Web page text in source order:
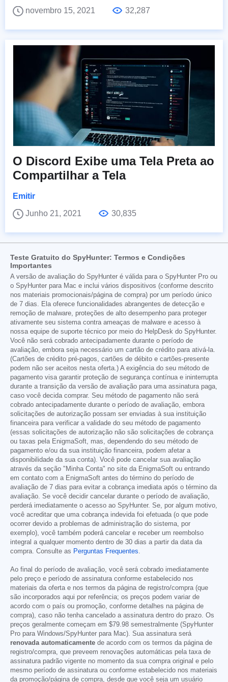
novembro 15, 2021
32,287
O Discord Exibe uma Tela Preta ao
Compartilhar a Tela
Emitir
Junho 21, 2021
30,835
Teste Gratuito do SpyHunter: Termos e Condições
Importantes
A versão de avaliação do SpyHunter é válida para o SpyHunter Pro ou
o SpyHunter para Mac e inclui vários dispositivos (conforme descrito
nos materiais promocionais/página de compra) por um período único
de 7 dias. Ela oferece funcionalidades abrangentes de detecção e
remoção de malware, proteções de alto desempenho para proteger
ativamente seu sistema contra ameaças de malware e acesso à
nossa equipe de suporte técnico por meio do HelpDesk do SpyHunter.
Você não será cobrado antecipadamente durante o período de
avaliação, embora seja necessário um cartão de crédito para ativá-la.
(Cartões de crédito pré-pagos, cartões de débito e cartões-presente
podem não ser aceitos nesta oferta.) A exigência do seu método de
pagamento visa garantir proteção de segurança contínua e ininterrupta
durante a transição da versão de avaliação para uma assinatura paga,
caso você decida comprar. Seu método de pagamento não será
cobrado antecipadamente durante o período de avaliação, embora
solicitações de autorização possam ser enviadas à sua instituição
financeira para verificar a validade do seu método de pagamento
(essas solicitações de autorização não são solicitações de cobrança
ou taxas pela EnigmaSoft, mas, dependendo do seu método de
pagamento e/ou da sua instituição financeira, podem afetar a
disponibilidade da sua conta). Você pode cancelar sua avaliação
através da seção "Minha Conta" no site da EnigmaSoft ou entrando
em contato com a EnigmaSoft antes do término do período de
avaliação de 7 dias para evitar a cobrança imediata após o término da
avaliação. Se você decidir cancelar durante o período de avaliação,
perderá imediatamente o acesso ao SpyHunter. Se, por algum motivo,
você acreditar que uma cobrança indevida foi efetuada (o que pode
ocorrer devido a problemas de administração do sistema, por
exemplo), você também poderá cancelar e receber um reembolso
integral a qualquer momento dentro de 30 dias a partir da data da
compra. Consulte as Perguntas Frequentes
Ao final do período de avaliação, você será cobrado imediatamente
pelo preço e período de assinatura conforme estabelecido nos
materiais da oferta e nos termos da página de registro/compra (que
são incorporados aqui por referência; os preços podem variar de
acordo com o país ou promoção, conforme detalhes na página de
compra), caso não tenha cancelado a assinatura dentro do prazo. Os
preços geralmente começam em $79.98 semestralmente (SpyHunter
Pro para Windows/SpyHunter para Mac). Sua assinatura será
renovada automaticamente de acordo com os termos da página de
registro/compra, que preveem renovações automáticas pela taxa de
assinatura padrão vigente no momento da sua compra original e pelo
mesmo período de assinatura ou conforme estabelecido nos materiais
da promoção/página de compra, desde que você seja um usuário